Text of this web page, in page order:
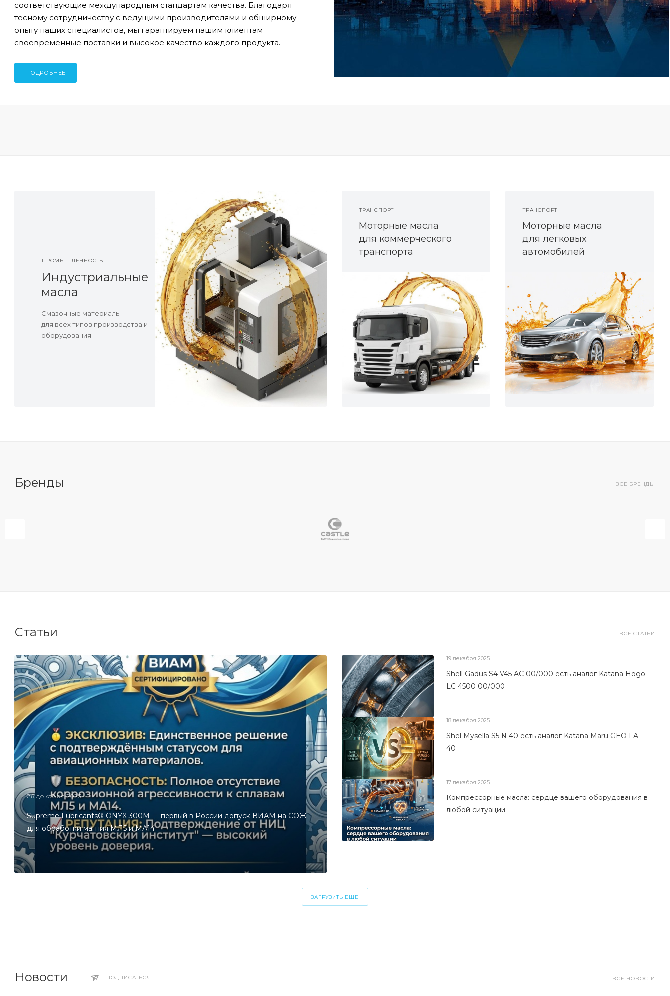
соответствующие международным стандартам качества. Благодаря
тесному сотрудничеству с ведущими производителями и обширному
опыту наших специалистов, мы гарантируем нашим клиентам
своевременные поставки и высокое качество каждого продукта.
ПОДРОБНЕЕ
ПРОМЫШЛЕННОСТЬ
Индустриальные
масла
Смазочные материалы
для всех типов производства и
оборудования
ТРАНСПОРТ
Моторные масла
для коммерческого
транспорта
ТРАНСПОРТ
Моторные масла
для легковых
автомобилей
Бренды ВСЕ БРЕНДЫ
Статьи ВСЕ СТАТЬИ
26 декабря 2025
Supreme Lubricants® ONYX 300M — первый в России допуск ВИАМ на СОЖ
для обработки магния МЛ5 и МА14
19 декабря 2025
Shell Gadus S4 V45 AC 00/000 есть аналог Katana Hogo
LC 4500 00/000
18 декабря 2025
Shel Mysella S5 N 40 есть аналог Katana Maru GEO LA
40
17 декабря 2025
Компрессорные масла: сердце вашего оборудования в
любой ситуации
ЗАГРУЗИТЬ ЕЩЕ
Новости ПОДПИСАТЬСЯ ВСЕ НОВОСТИ